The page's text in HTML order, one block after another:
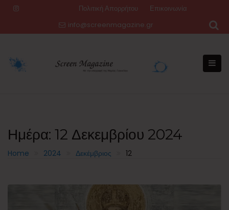
Πολιτική Απορρήτου
Επικοινωνία
info@screenmagazine.gr
Ημέρα: 12 Δεκεμβρίου 2024
Home 2024 Δεκέμβριος 12